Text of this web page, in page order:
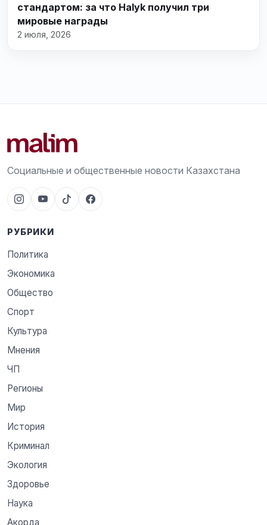
стандартом: за что Halyk получил три
мировые награды
2 июля, 2026
Социальные и общественные новости Казахстана
РУБРИКИ
Политика
Экономика
Общество
Спорт
Культура
Мнения
ЧП
Регионы
Мир
История
Криминал
Экология
Здоровье
Наука
Акорда